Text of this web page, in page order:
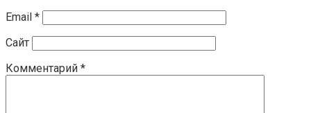
Email *
Сайт
Комментарий *